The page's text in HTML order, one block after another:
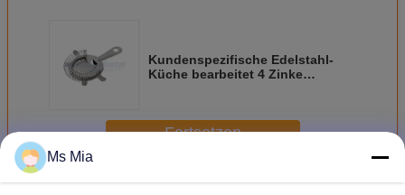
Kundenspezifische Edelstahl-
Küche bearbeitet 4 Zinke
Fortsetzen
MehrEdelstahl-Küchen-Werkzeuge
Ms Mia